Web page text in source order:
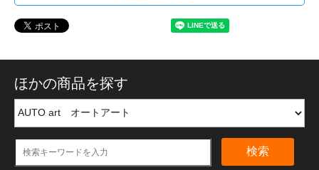
ほかの商品を探す
検索